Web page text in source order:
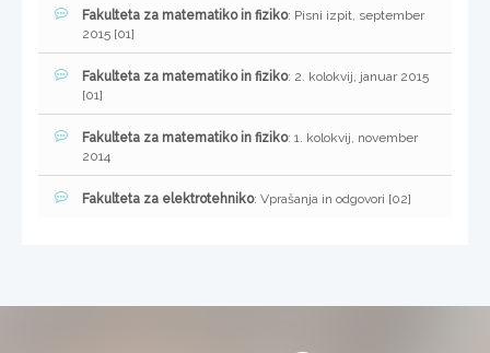
Fakulteta za matematiko in fiziko: Pisni izpit, september
2015 [01]
Fakulteta za matematiko in fiziko: 2. kolokvij, januar 2015
[01]
Fakulteta za matematiko in fiziko: 1. kolokvij, november
2014
Fakulteta za elektrotehniko: Vprašanja in odgovori [02]